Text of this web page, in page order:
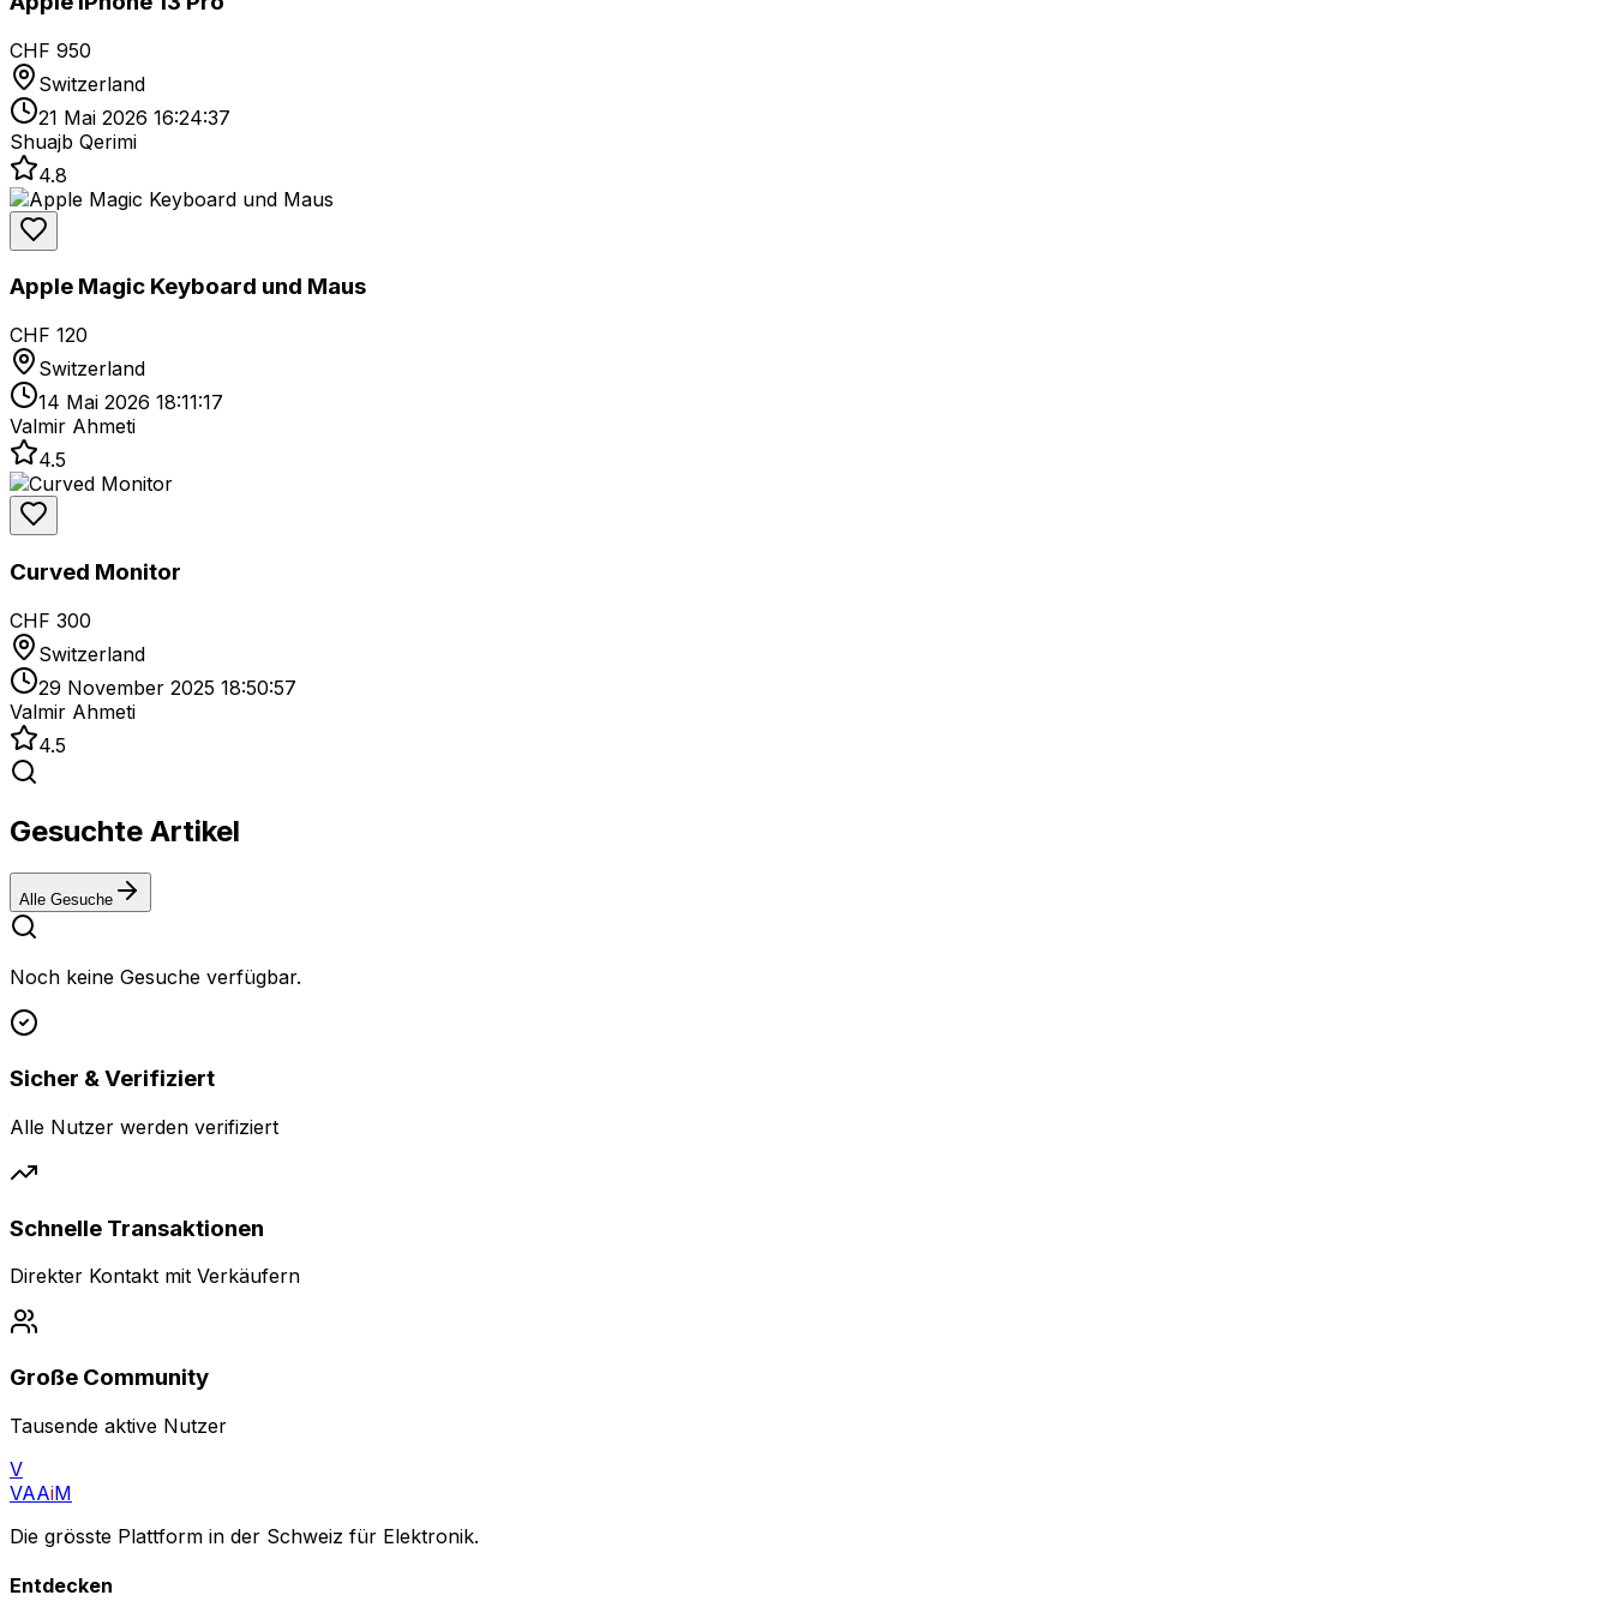
CHF 950
Switzerland
21 Mai 2026 16:24:37
Shuajb Qerimi
4.8
Apple Magic Keyboard und Maus
CHF 120
Switzerland
14 Mai 2026 18:11:17
Valmir Ahmeti
4.5
Curved Monitor
CHF 300
Switzerland
29 November 2025 18:50:57
Valmir Ahmeti
4.5
Gesuchte Artikel
Alle Gesuche
Noch keine Gesuche verfügbar.
Sicher & Verifiziert
Alle Nutzer werden verifiziert
Schnelle Transaktionen
Direkter Kontakt mit Verkäufern
Große Community
Tausende aktive Nutzer
V
VAAiM
Die grösste Plattform in der Schweiz für Elektronik.
Entdecken